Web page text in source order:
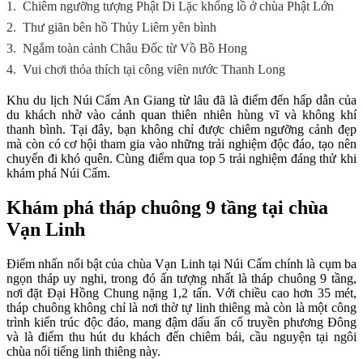
1. Chiêm ngưỡng tượng Phật Di Lặc khổng lồ ở chùa Phật Lớn
2. Thư giãn bên hồ Thủy Liêm yên bình
3. Ngắm toàn cảnh Châu Đốc từ Vồ Bồ Hong
4. Vui chơi thỏa thích tại công viên nước Thanh Long
Khu du lịch Núi Cấm An Giang từ lâu đã là điểm đến hấp dẫn của
du khách nhờ vào cảnh quan thiên nhiên hùng vĩ và không khí
thanh bình. Tại đây, bạn không chỉ được chiêm ngưỡng cảnh đẹp
mà còn có cơ hội tham gia vào những trải nghiệm độc đáo, tạo nên
chuyến đi khó quên. Cùng điểm qua top 5 trải nghiệm đáng thử khi
khám phá Núi Cấm.
Khám phá tháp chuông 9 tầng tại chùa
Vạn Linh
Điểm nhấn nổi bật của chùa Vạn Linh tại Núi Cấm chính là cụm ba
ngọn tháp uy nghi, trong đó ấn tượng nhất là tháp chuông 9 tầng,
nơi đặt Đại Hồng Chung nặng 1,2 tấn. Với chiều cao hơn 35 mét,
tháp chuông không chỉ là nơi thờ tự linh thiêng mà còn là một công
trình kiến trúc độc đáo, mang đậm dấu ấn cổ truyền phương Đông
và là điểm thu hút du khách đến chiêm bái, cầu nguyện tại ngôi
chùa nổi tiếng linh thiêng này.